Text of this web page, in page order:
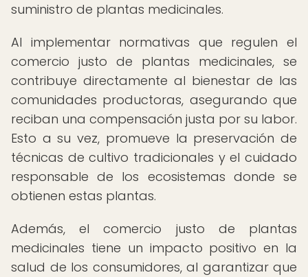
suministro de plantas medicinales.
Al implementar normativas que regulen el
comercio justo de plantas medicinales, se
contribuye directamente al bienestar de las
comunidades productoras, asegurando que
reciban una compensación justa por su labor.
Esto a su vez, promueve la preservación de
técnicas de cultivo tradicionales y el cuidado
responsable de los ecosistemas donde se
obtienen estas plantas.
Además, el comercio justo de plantas
medicinales tiene un impacto positivo en la
salud de los consumidores, al garantizar que